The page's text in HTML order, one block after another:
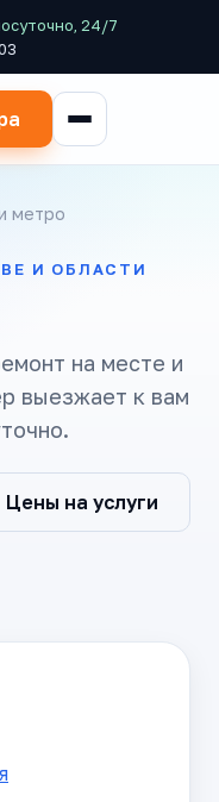
24/7
метро
И ОБЛАСТИ
на месте и
выезжает к вам
Цены на услуги